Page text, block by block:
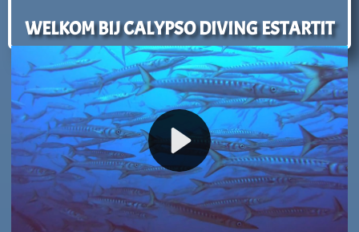
WELKOM BIJ CALYPSO DIVING ESTARTIT